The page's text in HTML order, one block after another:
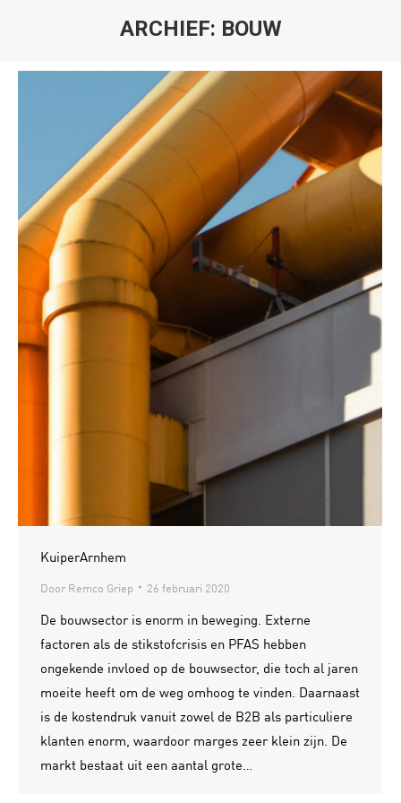
ARCHIEF: BOUW
KuiperArnhem
Door Remco Griep 26 februari 2020
De bouwsector is enorm in beweging. Externe
factoren als de stikstofcrisis en PFAS hebben
ongekende invloed op de bouwsector, die toch al jaren
moeite heeft om de weg omhoog te vinden. Daarnaast
is de kostendruk vanuit zowel de B2B als particuliere
klanten enorm, waardoor marges zeer klein zijn. De
markt bestaat uit een aantal grote…